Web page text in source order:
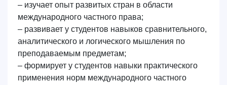
Ваше имя и фамилия
– изучает опыт развитых стран в области
международного частного права;
– развивает у студентов навыков сравнительного,
аналитического и логического мышления по
преподаваемым предметам;
– формирует у студентов навыки практического
применения норм международного частного